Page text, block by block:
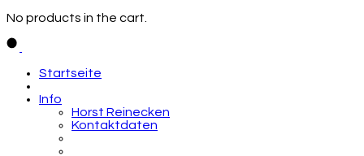
No products in the cart.
Startseite
Info
Horst Reinecken
Kontaktdaten